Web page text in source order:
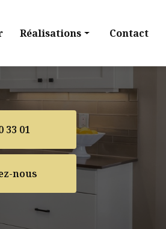
Réalisations
Cuisine
Dressing
Contact
33 01
nous